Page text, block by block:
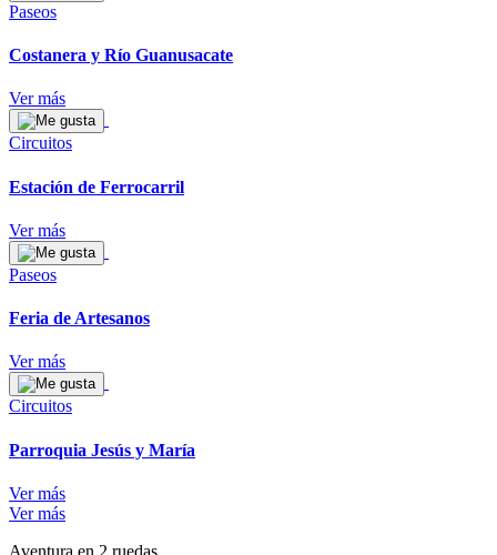
Paseos
Costanera y Río Guanusacate
Ver más
Circuitos
Estación de Ferrocarril
Ver más
Paseos
Feria de Artesanos
Ver más
Circuitos
Parroquia Jesús y María
Ver más
Ver más
Aventura en 2 ruedas